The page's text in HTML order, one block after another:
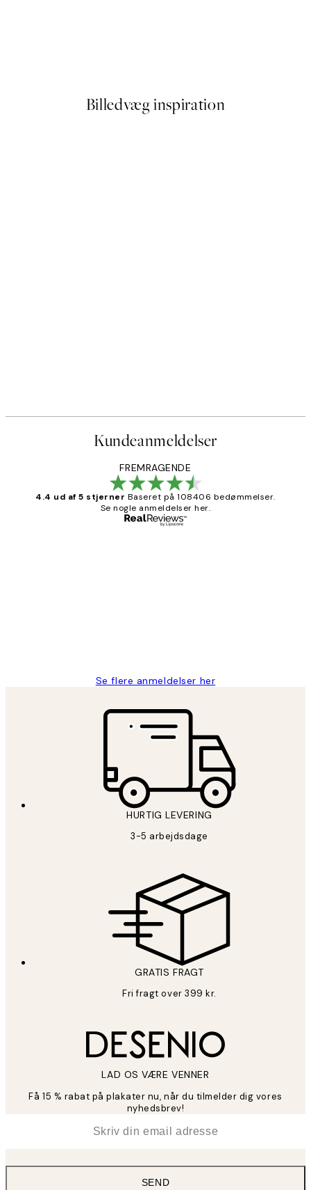
Billedvæg inspiration
Kundeanmeldelser
FREMRAGENDE
4.4 ud af 5 stjerner Baseret på 108406 bedømmelser.
Se nogle anmeldelser her.
Se flere anmeldelser her
HURTIG LEVERING
3-5 arbejdsdage
GRATIS FRAGT
Fri fragt over 399 kr.
LAD OS VÆRE VENNER
Få 15 % rabat på plakater nu, når du tilmelder dig vores
nyhedsbrev!
SEND